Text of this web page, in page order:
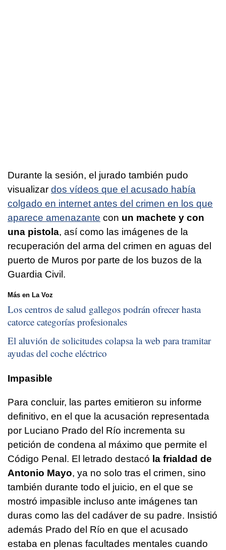
Durante la sesión, el jurado también pudo
visualizar dos vídeos que el acusado había
colgado en internet antes del crimen en los que
aparece amenazante con un machete y con
una pistola, así como las imágenes de la
recuperación del arma del crimen en aguas del
puerto de Muros por parte de los buzos de la
Guardia Civil.
Más en La Voz
Los centros de salud gallegos podrán ofrecer hasta
catorce categorías profesionales
El aluvión de solicitudes colapsa la web para tramitar
ayudas del coche eléctrico
Impasible
Para concluir, las partes emitieron su informe
definitivo, en el que la acusación representada
por Luciano Prado del Río incrementa su
petición de condena al máximo que permite el
Código Penal. El letrado destacó la frialdad de
Antonio Mayo, ya no solo tras el crimen, sino
también durante todo el juicio, en el que se
mostró impasible incluso ante imágenes tan
duras como las del cadáver de su padre. Insistió
además Prado del Río en que el acusado
estaba en plenas facultades mentales cuando